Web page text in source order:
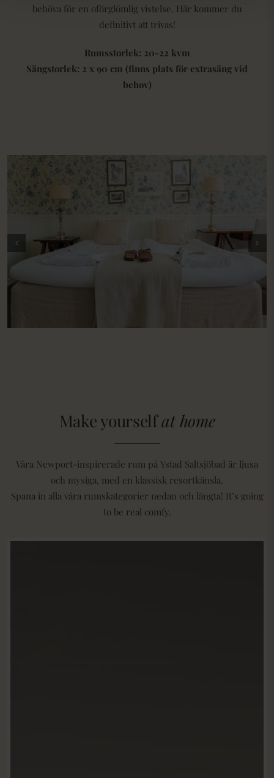
behöva för en oförglömlig vistelse. Här kommer du
definitivt att trivas!
Rumsstorlek: 20-22 kvm
Sängstorlek: 2 x 90 cm (finns plats för extrasäng vid
behov)
Make yourselfat home
Våra Newport-inspirerade rum på Ystad Saltsjöbad är ljusa
och mysiga, med en klassisk resortkänsla.
Spana in alla våra rumskategorier nedan och längta! It’s going
to be real comfy.